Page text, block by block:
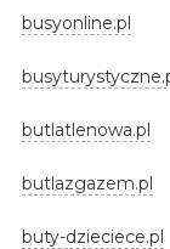
busyonline.pl
butlatlenowa.pl
butlazgazem.pl
buty-dzieciece.pl